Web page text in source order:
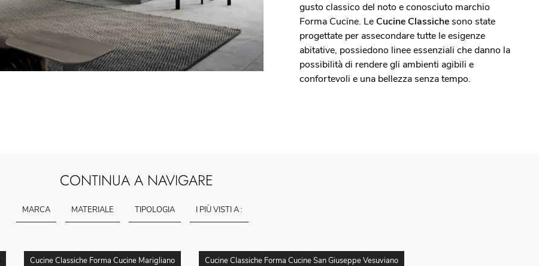
gusto classico del noto e conosciuto marchio
Forma Cucine. Le Cucine Classichesono state
progettate per assecondare tutte le esigenze
abitative, possiedono linee essenziali che danno la
possibilità di rendere gli ambienti agibili e
confortevoli e una bellezza senza tempo.
CONTINUA A NAVIGARE
MARCA MATERIALE TIPOLOGIA I PIÙ VISTI A :
Cucine Classiche Forma Cucine Marigliano Cucine Classiche Forma Cucine San Giuseppe Vesuviano